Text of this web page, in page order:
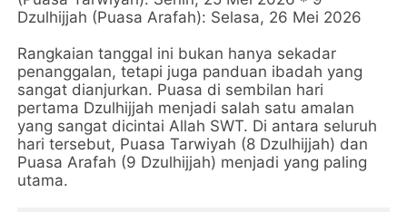
Dzulhijjah (Puasa Arafah): Selasa, 26 Mei 2026
Rangkaian tanggal ini bukan hanya sekadar
penanggalan, tetapi juga panduan ibadah yang
sangat dianjurkan. Puasa di sembilan hari
pertama Dzulhijjah menjadi salah satu amalan
yang sangat dicintai Allah SWT. Di antara seluruh
hari tersebut, Puasa Tarwiyah (8 Dzulhijjah) dan
Puasa Arafah (9 Dzulhijjah) menjadi yang paling
utama.